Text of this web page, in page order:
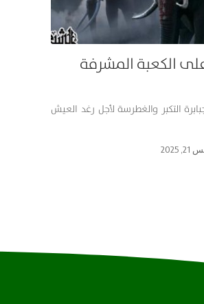
الكعبة المشرفة
التكبر والغطرسة لأجل رغد العيش